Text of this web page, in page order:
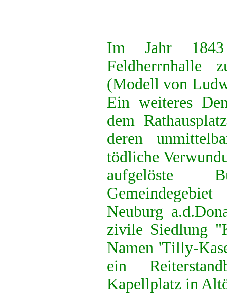
Im Jahr
Feldherrnhalle
(Modell von
Ein weiteres
dem
deren
tödliche
aufgelöste
Neuburg
zivile Siedlung
Namen 'Tilly-
ein
Kapellplatz in